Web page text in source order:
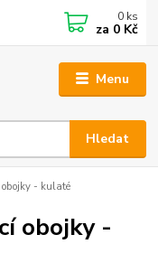
Menu
Hledat
0 ks
za 0 Kč
obojky - kulaté
obojky -